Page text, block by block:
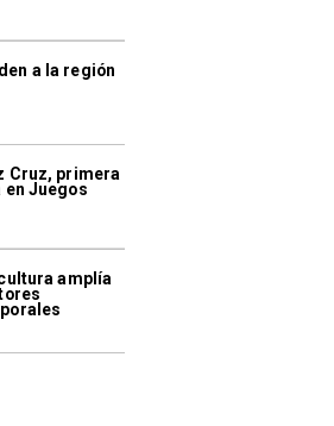
a la región
Cruz, primera
Juegos
amplía